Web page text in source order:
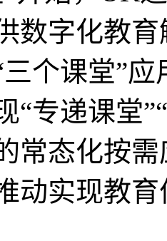
数字化教
个课堂”
“专递课堂
常态化按
动实现教